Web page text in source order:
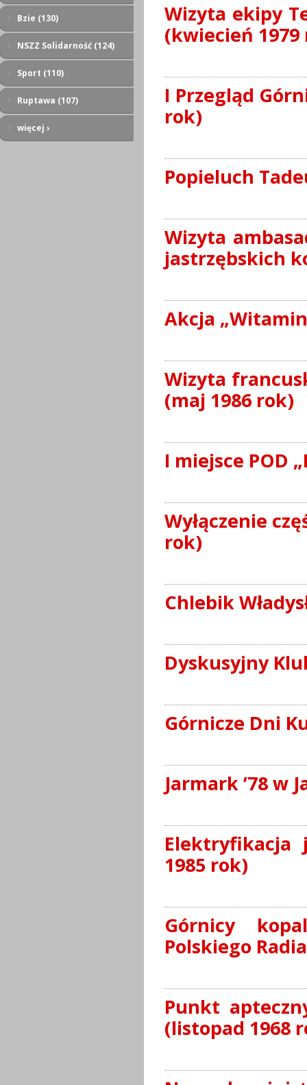
Bzie (130)
NSZZ Solidarność (124)
Sport (110)
Ruptawa (107)
więcej ›
Wizyta ekipy
(kwiecień 1979
I Przegląd
rok)
Popieluch
Wizyta
jastrzębskich
Akcja
Wizyta
(maj 1986 rok)
I miejsce POD
Wyłączenie
rok)
Chlebik
Dyskusyjny
Górnicze Dni
Jarmark ’78 w
Elektryfikacja
1985 rok)
Górnicy
Polskiego
Punkt
(listopad 1968